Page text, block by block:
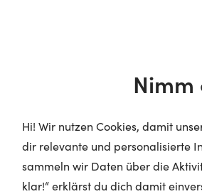
Nimm
Hi! Wir nutzen Cookies, damit
dir relevante und personalisierte
sammeln wir Daten über die
klar!“ erklärst du dich damit